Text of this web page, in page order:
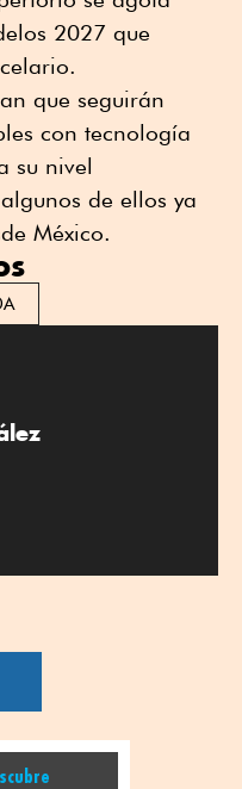
2027 que
que seguirán
con tecnología
su nivel
de ellos ya
México.